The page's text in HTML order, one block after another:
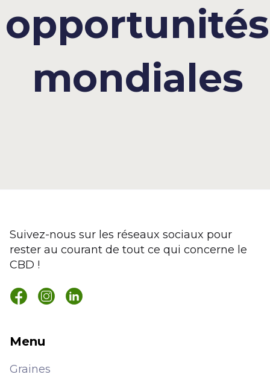
opportunités
mondiales
Suivez-nous sur les réseaux sociaux pour
rester au courant de tout ce qui concerne le
CBD !
Menu
Graines